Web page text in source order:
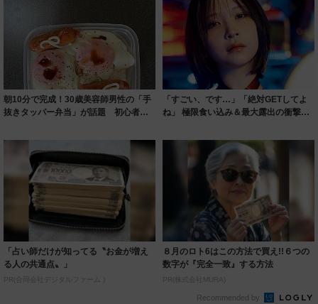
朝10分で完成！30歳美容師男性の「手
抜きタッパー弁当」が話題 初心者に
「すごい、です…」「絶対GETしてよ
ね」 極限食い込み＆最大露出の衝撃カ
「占い師だけが知ってる〝お金が増え
る人の共通点〟」
PR(合同会社デジタルファーム )
８月のロト6はこの方法で買え!!６つの
数字が『完全一致』する方法
PR(株式会社MURA)
Recommended by